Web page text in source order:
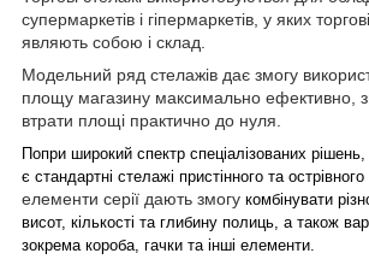
супермаркетів і гіпермаркетів, у яких
являють собою і склад.
Модельний ряд стелажів дає змогу
площу магазину максимально ефективно,
втрати площі практично до нуля.
Попри широкий спектр спеціалізованих
є стандартні стелажі пристінного та острівного
елементи серії дають змогу комбінувати
висот, кількості та глибину полиць, а також
зокрема короба, гачки та інші елементи.